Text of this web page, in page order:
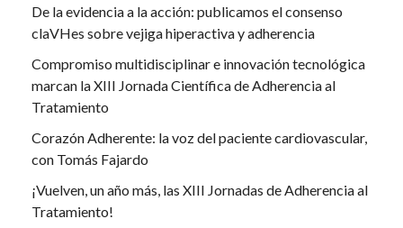
De la evidencia a la acción: publicamos el consenso
claVHes sobre vejiga hiperactiva y adherencia
Compromiso multidisciplinar e innovación tecnológica
marcan la XIII Jornada Científica de Adherencia al
Tratamiento
Corazón Adherente: la voz del paciente cardiovascular,
con Tomás Fajardo
¡Vuelven, un año más, las XIII Jornadas de Adherencia al
Tratamiento!